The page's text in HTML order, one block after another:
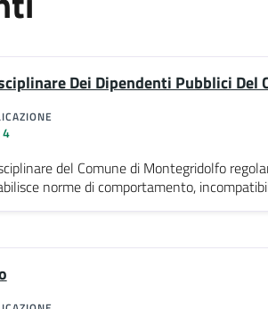
Dei Dipendenti Pubblici
del Comune di Montegridolfo
norme di comportamento,